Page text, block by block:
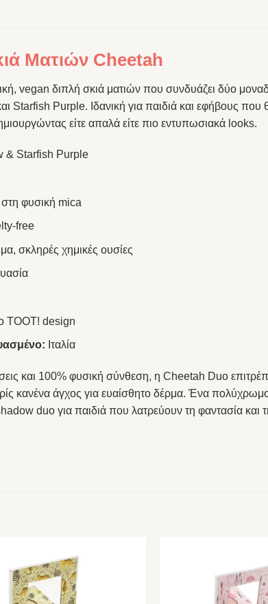
Ματιών Cheetah
vegan διπλή σκιά ματιών που συνδυάζει δύο
Purple. Ιδανική για παιδιά και εφήβους που
είτε απαλά είτε πιο εντυπωσιακά looks.
& Starfish Purple
φυσική mica
free
σκληρές χημικές ουσίες
TOOT! design
Ιταλία
και 100% φυσική σύνθεση, η Cheetah Duo
κανένα άγχος για ευαίσθητο δέρμα. Ένα
duo για παιδιά που λατρεύουν τη φαντασία και